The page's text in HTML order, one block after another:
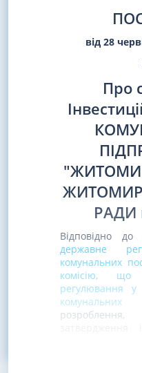
від 28
Про
РАДИ
Відповідно до
державне
комунальних
комісію, що
регулювання у
комунальних